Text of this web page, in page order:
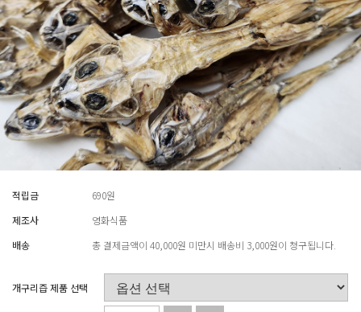
적립금
690원
제조사
영화식품
배송
총 결제금액이 40,000원 미만시 배송비 3,000원이 청구됩니다.
개구리즙 제품 선택